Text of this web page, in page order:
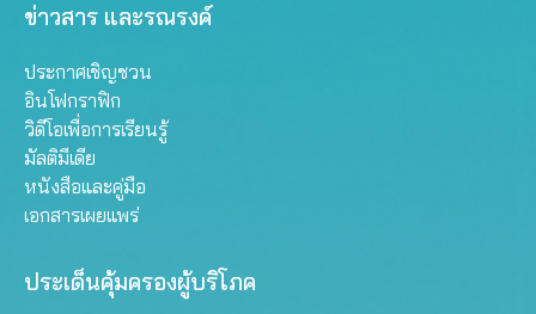
ข่าวสาร และรณรงค์
ประกาศเชิญชวน
อินโฟกราฟิก
วิดีโอเพื่อการเรียนรู้
มัลติมีเดีย
หนังสือและคู่มือ
เอกสารเผยแพร่
ประเด็นคุ้มครองผู้บริโภค